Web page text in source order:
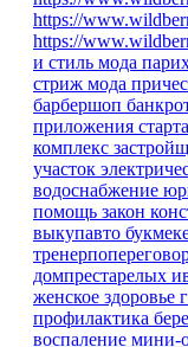
https://
https://
и стиль мода
стриж мода
барбершоп
приложения
комплекс
участок
водоснабжение
помощь закон
выкупавто
домпрестарелых
женское здоровье
профилактика
воспаление мини-